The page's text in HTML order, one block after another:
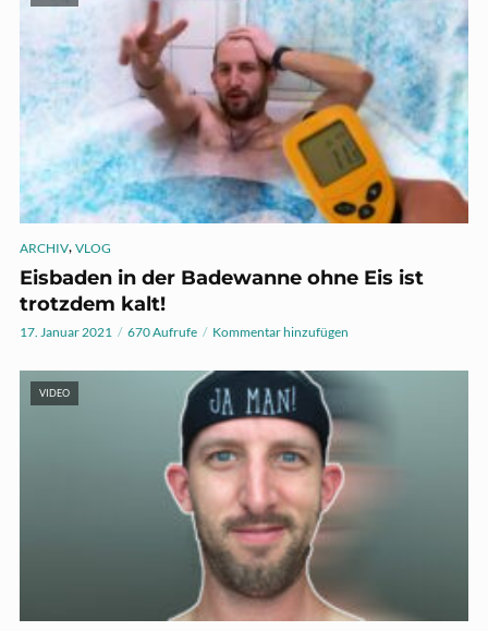
ARCHIV, VLOG
Eisbaden in der Badewanne ohne Eis ist
trotzdem kalt!
17. Januar 2021 670 Aufrufe Kommentar hinzufügen
VIDEO